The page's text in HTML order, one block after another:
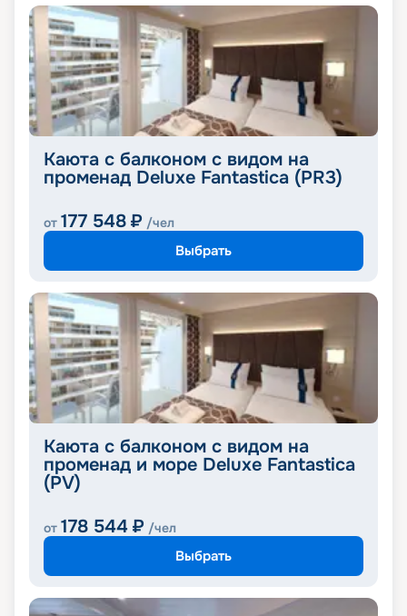
Каюта с балконом с видом на
променад Deluxe Fantastica (PR3)
от 177 548 ₽ /чел
Выбрать
Каюта с балконом с видом на
променад и море Deluxe Fantastica
(PV)
от 178 544 ₽ /чел
Выбрать